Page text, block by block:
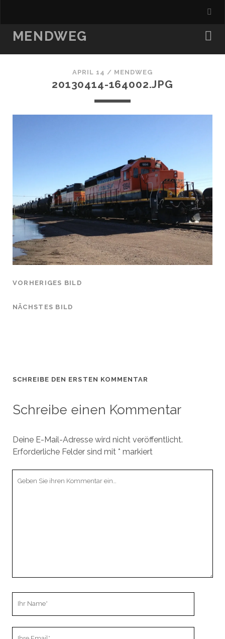
MENDWEG
APRIL 14 / MENDWEG
20130414-164002.JPG
VORHERIGES BILD
NÄCHSTES BILD
SCHREIBE DEN ERSTEN KOMMENTAR
Schreibe einen Kommentar
Deine E-Mail-Adresse wird nicht veröffentlicht.
Erforderliche Felder sind mit * markiert